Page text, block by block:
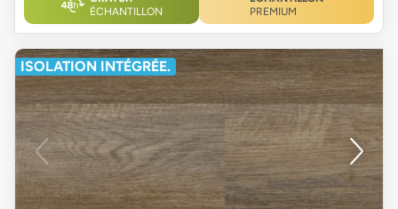
ÉCHANTILLON
PREMIUM
ISOLATION INTÉGRÉE.